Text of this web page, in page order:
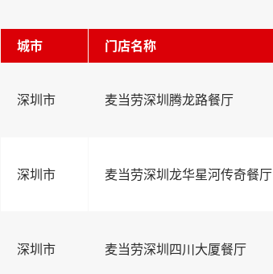
城市 门店名称
深圳市 麦当劳深圳腾龙路餐厅
深圳市 麦当劳深圳龙华星河传奇餐厅
深圳市 麦当劳深圳四川大厦餐厅